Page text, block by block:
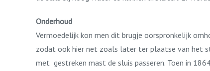
Onderhoud
Vermoedelijk kon men dit brugje oorspronkelijk
zodat ook hier net zoals later ter plaatse van het
met gestreken mast de sluis passeren. Toen in